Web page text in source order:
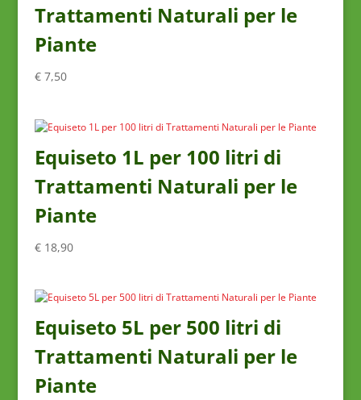
Trattamenti Naturali per le
Piante
€7,50
Equiseto 1L per 100 litri di
Trattamenti Naturali per le
Piante
€18,90
Equiseto 5L per 500 litri di
Trattamenti Naturali per le
Piante